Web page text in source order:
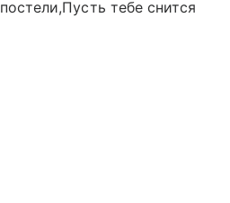
тебе снится